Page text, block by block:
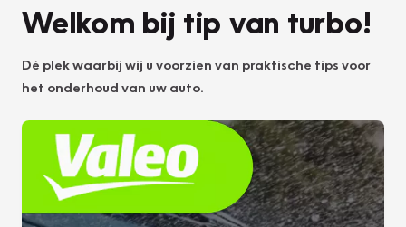
Welkom bij tip van turbo!
Dé plek waarbij wij u voorzien van praktische tips voor
het onderhoud van uw auto.